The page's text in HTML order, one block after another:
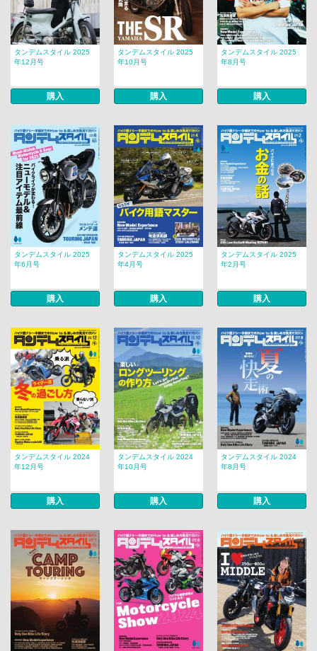
タンデムスタイル 2025
年12月号
購入
タンデムスタイル 2025
年10月号
購入
タンデムスタイル 2025
年8月号
購入
タンデムスタイル 2025
年6月号
購入
タンデムスタイル 2025
年4月号
購入
タンデムスタイル 2025
年2月号
購入
タンデムスタイル 2024
年12月号
購入
タンデムスタイル 2024
年10月号
購入
タンデムスタイル 2024
年8月号
購入